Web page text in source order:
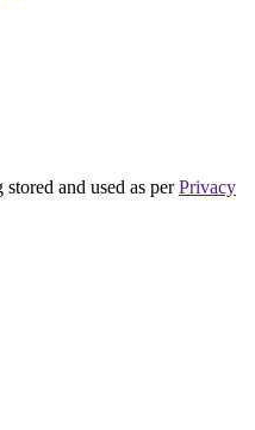
and used as perPrivacy